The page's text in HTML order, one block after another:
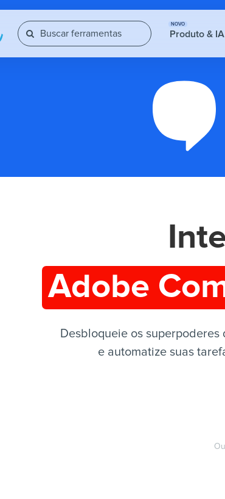
NOVO
Produto & IA
Adobe
Desbloqueie os
e automatize suas